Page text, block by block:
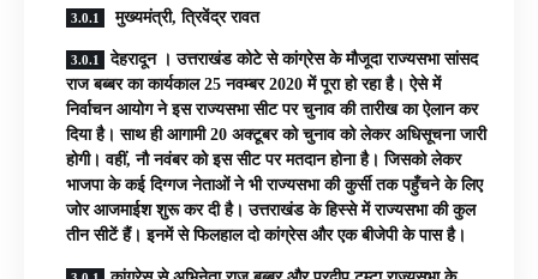
मुख्यमंत्री, त्रिवेंद्र रावत
देहरादून । उत्तराखंड कोटे से कांग्रेस के मौजूदा राज्यसभा सांसद
राज बब्बर का कार्यकाल 25 नवम्बर 2020 में पूरा हो रहा है। ऐसे में
निर्वाचन आयोग ने इस राज्यसभा सीट पर चुनाव की तारीख का ऐलान कर
दिया है। साथ ही आगामी 20 अक्टूबर को चुनाव को लेकर अधिसूचना जारी
होगी। वहीं, नौ नवंबर को इस सीट पर मतदान होना है। जिसको लेकर
भाजपा के कई दिग्गज नेताओं ने भी राज्यसभा की कुर्सी तक पहुँचने के लिए
जोर आजमाईश शुरू कर दी है। उत्तराखंड के हिस्से में राज्यसभा की कुल
तीन सीटें हैं। इनमें से फिलहाल दो कांग्रेस और एक बीजेपी के पास है।